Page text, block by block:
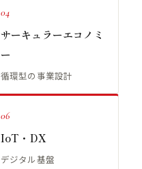
04
サーキュラーエコノミ
ー
循環型の事業設計
06
IoT・DX
デジタル基盤